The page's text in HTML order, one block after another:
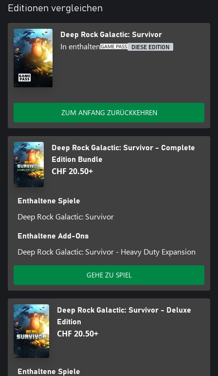
Editionen vergleichen
Deep Rock Galactic: Survivor
In enthalten DIESE EDITION
ZUM ANFANG ZURÜCKKEHREN
Deep Rock Galactic: Survivor - Complete
Edition Bundle
CHF 20.50+
Enthaltene Spiele
Deep Rock Galactic: Survivor
Enthaltene Add-Ons
Deep Rock Galactic: Survivor - Heavy Duty Expansion
GEHE ZU SPIEL
Deep Rock Galactic: Survivor - Deluxe
Edition
CHF 20.50+
Enthaltene Spiele